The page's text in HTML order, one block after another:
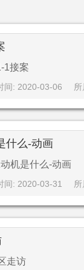
1接案
间: 2020-03-06
什么-动画
机是什么-动画
间: 2020-03-31
走访